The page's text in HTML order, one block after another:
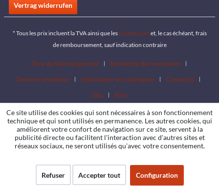
Vertrag widerrufen
* Tous les prix incluent la TVA ainsi que lesfrais de portet, le cas échéant, frais
de remboursement, sauf indication contraire
Zone de téléchargement
Recherche de revendeurs
Devenir revendeur
Télécharger les catalogues
Contactez
Jobs
Sites
Ce site utilise des cookies qui sont nécessaires à son fonctionnement
technique et qui sont utilisés en permanence. Les autres cookies, qui
améliorent votre confort de navigation sur ce site, servent à la
publicité directe ou facilitent l'interaction avec d'autres sites et
réseaux sociaux, ne seront utilisés qu'avec votre consentement.
Refuser Accepter tout Configuration